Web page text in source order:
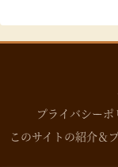
プライバシーポ
このサイトの紹介＆